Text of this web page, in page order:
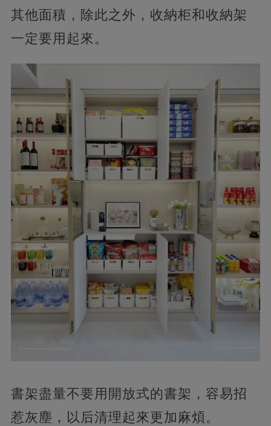
其他面積，除此之外，收納柜和收納架
一定要用起來。
書架盡量不要用開放式的書架，容易招
惹灰塵，以后清理起來更加麻煩。